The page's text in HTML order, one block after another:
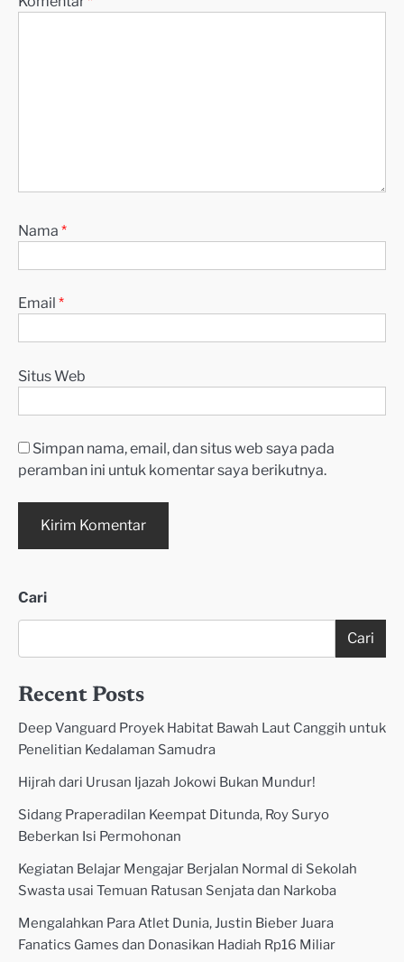
Nama *
Email *
Situs Web
Simpan nama, email, dan situs web saya pada
peramban ini untuk komentar saya berikutnya.
Cari
Cari
Recent Posts
Deep Vanguard Proyek Habitat Bawah Laut Canggih untuk
Penelitian Kedalaman Samudra
Hijrah dari Urusan Ijazah Jokowi Bukan Mundur!
Sidang Praperadilan Keempat Ditunda, Roy Suryo
Beberkan Isi Permohonan
Kegiatan Belajar Mengajar Berjalan Normal di Sekolah
Swasta usai Temuan Ratusan Senjata dan Narkoba
Mengalahkan Para Atlet Dunia, Justin Bieber Juara
Fanatics Games dan Donasikan Hadiah Rp16 Miliar